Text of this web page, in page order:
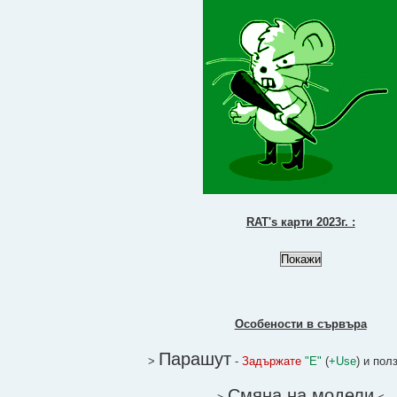
RAT's карти 2023г. :
Особености в сървъра
> Парашут -Задържате "Е" (+Use) и